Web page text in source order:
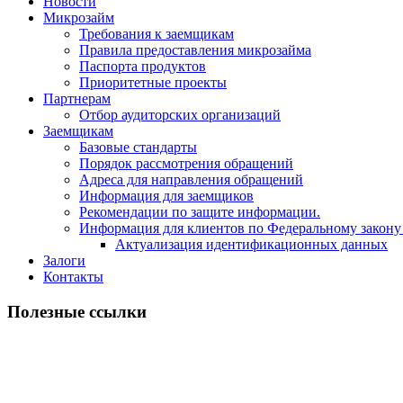
Микрозайм
Требования к заемщикам
Правила предоставления микрозайма
Паспорта продуктов
Приоритетные проекты
Партнерам
Отбор аудиторских организаций
Заемщикам
Базовые стандарты
Порядок рассмотрения обращений
Адреса для направления обращений
Информация для заемщиков
Рекомендации по защите информации.
Информация для клиентов по Федеральному
Актуализация идентификационных данных
Залоги
Контакты
Полезные ссылки